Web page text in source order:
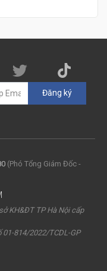
Đăng ký
(Phó Tổng Giám Đốc -
KH&ĐT TP Hà Nội cấp
01-814/2022/TCDL-GP